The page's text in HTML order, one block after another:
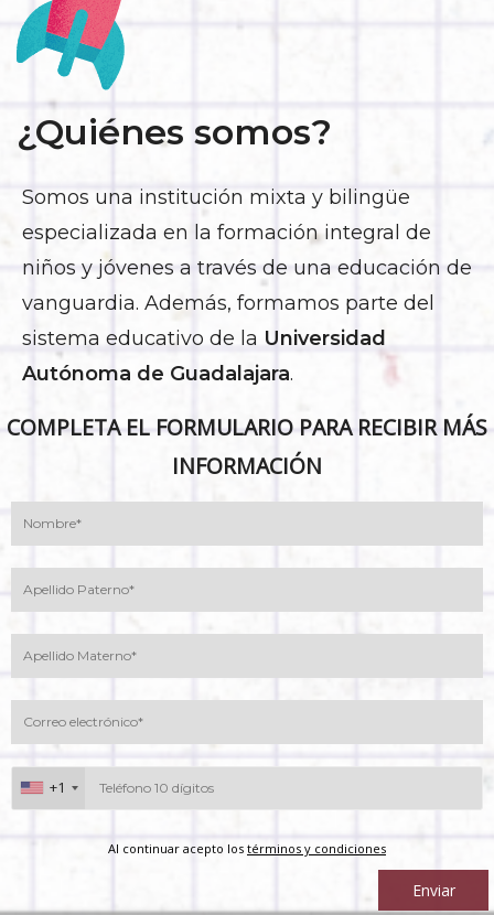
¿Quiénes somos?
Somos una institución mixta y bilingüe
especializada en la formación integral de
niños y jóvenes a través de una educación de
vanguardia. Además, formamos parte del
sistema educativo de la Universidad
Autónoma de Guadalajara.
COMPLETA EL FORMULARIO PARA RECIBIR MÁS
INFORMACIÓN
+1
Al continuar acepto los términos y condiciones
Enviar